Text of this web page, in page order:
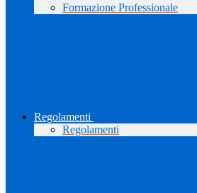
Formazione Professionale
Regolamenti
Regolamenti